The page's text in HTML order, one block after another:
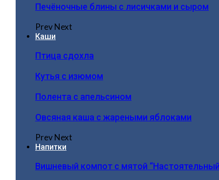
Печёночные блины с лисичками и сыром
PrevNext
Каши
Птица сдохла
Кутья с изюмом
Полента с апельсином
Овсяная каша с жареными яблоками
PrevNext
Напитки
Вишневый компот с мятой